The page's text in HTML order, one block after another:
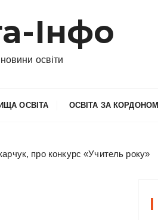
Інфо
освіти
ОСВІТА ОСВІТА ЗА КОРДОНОМ
про конкурс «Учитель року»